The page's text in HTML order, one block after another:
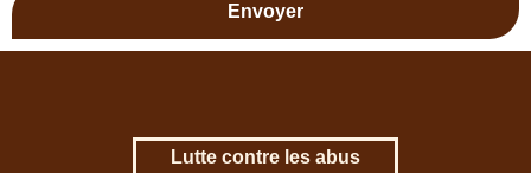
Envoyer
Lutte contre les abus